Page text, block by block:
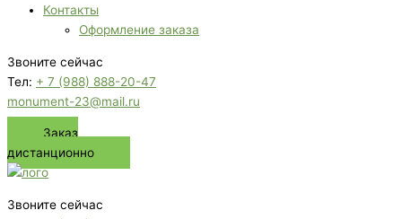
Контакты
Оформление заказа
Звоните сейчас
Тел: + 7 (988) 888-20-47
monument-23@mail.ru
Заказ
дистанционно
Звоните сейчас